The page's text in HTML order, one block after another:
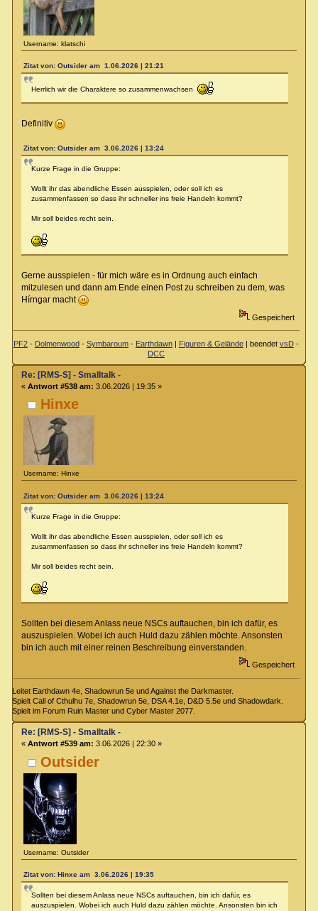
Username: klatschi
Zitat von: Outsider am 1.06.2026 | 21:21
Herrlich wir die Charaktere so zusammenwachsen
Definitiv
Zitat von: Outsider am 3.06.2026 | 13:24
Kurze Frage in die Gruppe:
Wollt ihr das abendliche Essen ausspielen, oder soll ich es
zusammenfassen so dass ihr schneller ins freie Handeln kommt?
Mir soll beides recht sein.
Gerne ausspielen - für mich wäre es in Ordnung auch einfach
mitzulesen und dann am Ende einen Post zu schreiben zu dem, was
Hírngar macht
Gespeichert
PF2- Dolmenwood- Symbaroum- Earthdawn| Figuren & Gelände| beendet vsD-
DCC
Hinxe
Username: Hinxe
Re: [RMS-S] - Smalltalk -
« Antwort #538 am: 3.06.2026 | 19:35 »
Zitat von: Outsider am 3.06.2026 | 13:24
Kurze Frage in die Gruppe:
Wollt ihr das abendliche Essen ausspielen, oder soll ich es
zusammenfassen so dass ihr schneller ins freie Handeln kommt?
Mir soll beides recht sein.
Sollten bei diesem Anlass neue NSCs auftauchen, bin ich dafür, es
auszuspielen. Wobei ich auch Huld dazu zählen möchte. Ansonsten
bin ich auch mit einer reinen Beschreibung einverstanden.
Gespeichert
Leitet Earthdawn 4e, Shadowrun 5e und Against the Darkmaster.
Spielt Call of Cthulhu 7e, Shadowrun 5e, DSA 4.1e, D&D 5.5e und Shadowdark.
Spielt im Forum Ruin Master und Cyber Master 2077.
Outsider
Username: Outsider
Re: [RMS-S] - Smalltalk -
« Antwort #539 am: 3.06.2026 | 22:30 »
Zitat von: Hinxe am 3.06.2026 | 19:35
Sollten bei diesem Anlass neue NSCs auftauchen, bin ich dafür, es
auszuspielen. Wobei ich auch Huld dazu zählen möchte. Ansonsten bin ich